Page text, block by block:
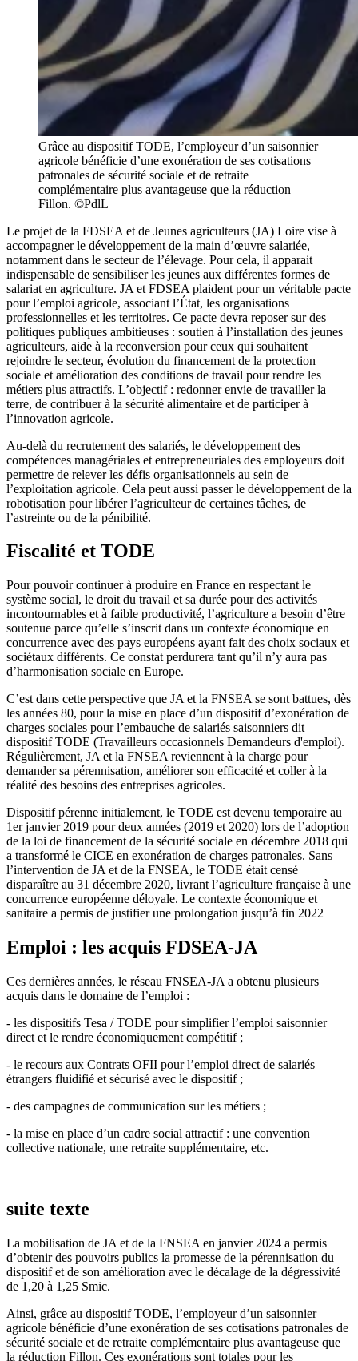
Grâce au dispositif TODE, l’employeur d’un saisonnier
agricole bénéficie d’une exonération de ses cotisations
patronales de sécurité sociale et de retraite
complémentaire plus avantageuse que la réduction
Fillon. ©PdlL
Le projet de la FDSEA et de Jeunes agriculteurs (JA) Loire vise à
accompagner le développement de la main d’œuvre salariée,
notamment dans le secteur de l’élevage. Pour cela, il apparait
indispensable de sensibiliser les jeunes aux différentes formes de
salariat en agriculture. JA et FDSEA plaident pour un véritable pacte
pour l’emploi agricole, associant l’État, les organisations
professionnelles et les territoires. Ce pacte devra reposer sur des
politiques publiques ambitieuses : soutien à l’installation des jeunes
agriculteurs, aide à la reconversion pour ceux qui souhaitent
rejoindre le secteur, évolution du financement de la protection
sociale et amélioration des conditions de travail pour rendre les
métiers plus attractifs. L’objectif : redonner envie de travailler la
terre, de contribuer à la sécurité alimentaire et de participer à
l’innovation agricole.
Au-delà du recrutement des salariés, le développement des
compétences managériales et entrepreneuriales des employeurs doit
permettre de relever les défis organisationnels au sein de
l’exploitation agricole. Cela peut aussi passer le développement de la
robotisation pour libérer l’agriculteur de certaines tâches, de
l’astreinte ou de la pénibilité.
Fiscalité et TODE
Pour pouvoir continuer à produire en France en respectant le
système social, le droit du travail et sa durée pour des activités
incontournables et à faible productivité, l’agriculture a besoin d’être
soutenue parce qu’elle s’inscrit dans un contexte économique en
concurrence avec des pays européens ayant fait des choix sociaux et
sociétaux différents. Ce constat perdurera tant qu’il n’y aura pas
d’harmonisation sociale en Europe.
C’est dans cette perspective que JA et la FNSEA se sont battues, dès
les années 80, pour la mise en place d’un dispositif d’exonération de
charges sociales pour l’embauche de salariés saisonniers dit
dispositif TODE (Travailleurs occasionnels Demandeurs d'emploi).
Régulièrement, JA et la FNSEA reviennent à la charge pour
demander sa pérennisation, améliorer son efficacité et coller à la
réalité des besoins des entreprises agricoles.
Dispositif pérenne initialement, le TODE est devenu temporaire au
1er janvier 2019 pour deux années (2019 et 2020) lors de l’adoption
de la loi de financement de la sécurité sociale en décembre 2018 qui
a transformé le CICE en exonération de charges patronales. Sans
l’intervention de JA et de la FNSEA, le TODE était censé
disparaître au 31 décembre 2020, livrant l’agriculture française à une
concurrence européenne déloyale. Le contexte économique et
sanitaire a permis de justifier une prolongation jusqu’à fin 2022
Emploi : les acquis FDSEA-JA
Ces dernières années, le réseau FNSEA-JA a obtenu plusieurs
acquis dans le domaine de l’emploi :
- les dispositifs Tesa / TODE pour simplifier l’emploi saisonnier
direct et le rendre économiquement compétitif ;
- le recours aux Contrats OFII pour l’emploi direct de salariés
étrangers fluidifié et sécurisé avec le dispositif ;
- des campagnes de communication sur les métiers ;
- la mise en place d’un cadre social attractif : une convention
collective nationale, une retraite supplémentaire, etc.
suite texte
La mobilisation de JA et de la FNSEA en janvier 2024 a permis
d’obtenir des pouvoirs publics la promesse de la pérennisation du
dispositif et de son amélioration avec le décalage de la dégressivité
de 1,20 à 1,25 Smic.
Ainsi, grâce au dispositif TODE, l’employeur d’un saisonnier
agricole bénéficie d’une exonération de ses cotisations patronales de
sécurité sociale et de retraite complémentaire plus avantageuse que
la réduction Fillon. Ces exonérations sont totales pour les